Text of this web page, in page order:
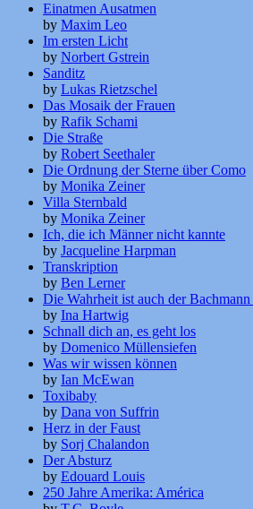
Einatmen Ausatmen
by Maxim Leo
Im ersten Licht
by Norbert Gstrein
Sanditz
by Lukas Rietzschel
Das Mosaik der Frauen
by Rafik Schami
Die Straße
by Robert Seethaler
Die Ordnung der Sterne über Como
by Monika Zeiner
Villa Sternbald
by Monika Zeiner
Ich, die ich Männer nicht kannte
by Jacqueline Harpman
Transkription
by Ben Lerner
Die Wahrheit ist auch der
by Ina Hartwig
Schnall dich an, es geht los
by Domenico Müllensiefen
Was wir wissen können
by Ian McEwan
Toxibaby
by Dana von Suffrin
Herz in der Faust
by Sorj Chalandon
Der Absturz
by Edouard Louis
250 Jahre Amerika: América